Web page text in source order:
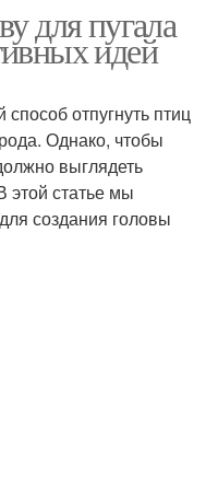
для пугала
идей
отпугнуть птиц
Однако, чтобы
выглядеть
этой статье мы
создания головы